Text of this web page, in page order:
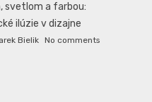
svetlom a farbou:
ilúzie v dizajne
Bielik No comments